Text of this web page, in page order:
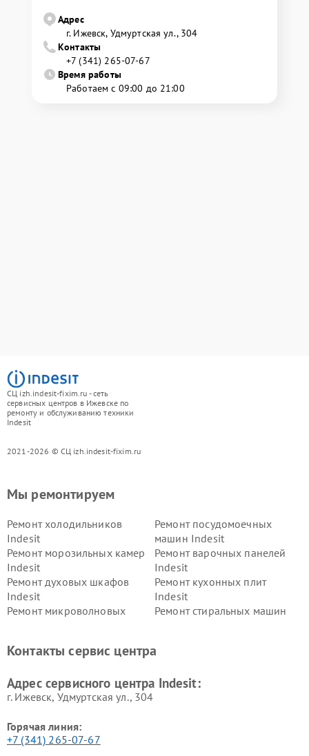
Адрес
г. Ижевск, Удмуртская ул., 304
Контакты
+7 (341) 265-07-67
Время работы
Работаем с 09:00 до 21:00
СЦ izh.indesit-fixim.ru - сеть
сервисных центров в Ижевске по
ремонту и обслуживанию техники
Indesit
2021-2026 © СЦ izh.indesit-fixim.ru
Мы ремонтируем
Ремонт холодильников
Indesit
Ремонт посудомоечных
машин Indesit
Ремонт морозильных камер
Indesit
Ремонт варочных панелей
Indesit
Ремонт духовых шкафов
Indesit
Ремонт кухонных плит
Indesit
Ремонт микроволновых
Ремонт стиральных машин
Indesit
Indesit
Контакты сервис центра
Адрес сервисного центра Indesit:
г. Ижевск, Удмуртская ул., 304
Горячая линия:
+7 (341) 265-07-67